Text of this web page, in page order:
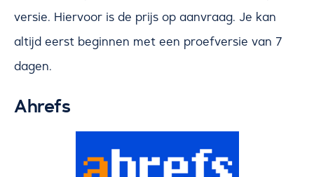
versie. Hiervoor is de prijs op aanvraag. Je kan
altijd eerst beginnen met een proefversie van 7
dagen.
Ahrefs